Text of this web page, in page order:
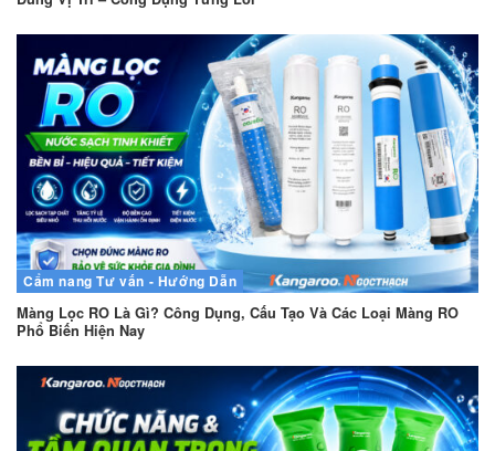
Cẩm nang Tư vấn - Hướng Dẫn
Màng Lọc RO Là Gì? Công Dụng, Cấu Tạo Và Các Loại Màng RO
Phổ Biến Hiện Nay